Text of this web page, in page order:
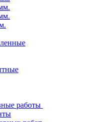
работы